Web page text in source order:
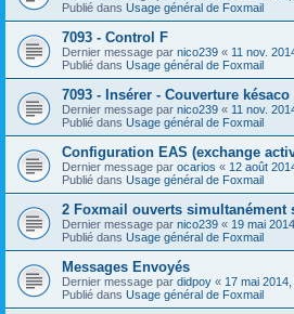
Publié dans Usage général de Foxmail
7093 - Control F
Dernier message par nico239 « 11 nov.
Publié dans Usage général de Foxmail
7093 - Insérer - Couverture késaco
Dernier message par nico239 « 11 nov.
Publié dans Usage général de Foxmail
Configuration EAS (exchange
Dernier message par ocarios « 12 août
Publié dans Usage général de Foxmail
2 Foxmail ouverts simultanément
Dernier message par nico239 « 19 mai
Publié dans Usage général de Foxmail
Messages Envoyés
Dernier message par didpoy « 17 mai
Publié dans Usage général de Foxmail